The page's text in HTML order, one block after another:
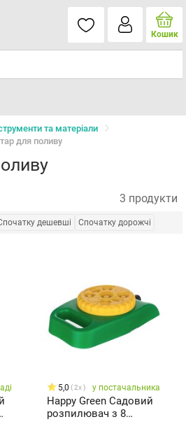
Кошик
та матеріали
для поливу
3 продукти
дешевші Спочатку дорожчі
5,0 2x у постачальника
Happy Green Садовий
розпилювач з 8